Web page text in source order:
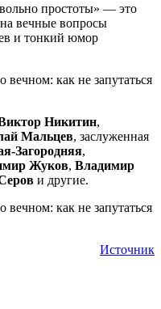
простоты» — это
вечные вопросы
и тонкий юмор
Никитин,
Мальцев, заслуженная
Загородняя,
Жуков, Владимир
и другие.
Источник